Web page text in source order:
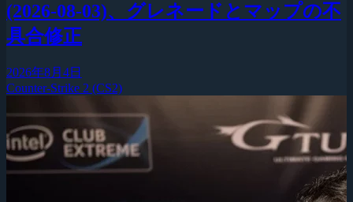
(2026-08-03)、グレネードとマップの不
具合修正
2026年8月4日
Counter-Strike 2 (CS2)